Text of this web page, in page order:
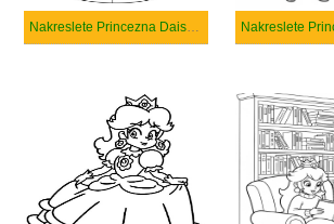
Nakreslete Princezna Daisy prostý